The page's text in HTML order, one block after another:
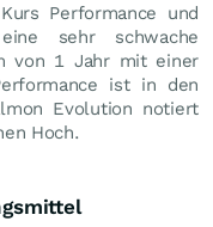
Performance und
sehr schwache
von 1 Jahr mit einer
ist in den
Evolution notiert
Hoch.